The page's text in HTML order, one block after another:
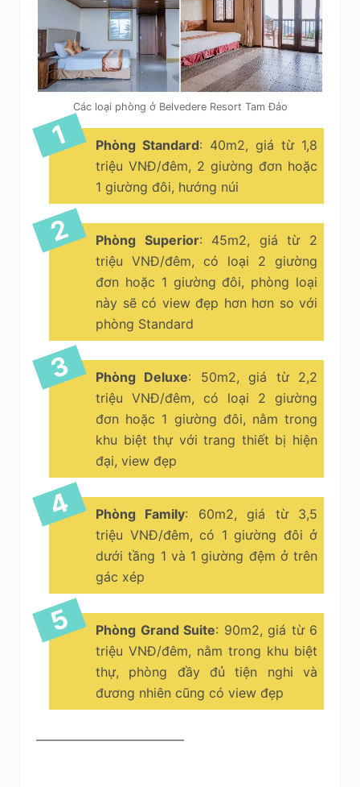
Các loại phòng ở Belvedere Resort Tam Đảo
Phòng Standard: 40m2, giá từ 1,8
triệu VNĐ/đêm, 2 giường đơn hoặc
1 giường đôi, hướng núi
Phòng Superior: 45m2, giá từ 2
triệu VNĐ/đêm, có loại 2 giường
đơn hoặc 1 giường đôi, phòng loại
này sẽ có view đẹp hơn hơn so với
phòng Standard
Phòng Deluxe: 50m2, giá từ 2,2
triệu VNĐ/đêm, có loại 2 giường
đơn hoặc 1 giường đôi, nằm trong
khu biệt thự với trang thiết bị hiện
đại, view đẹp
Phòng Family: 60m2, giá từ 3,5
triệu VNĐ/đêm, có 1 giường đôi ở
dưới tầng 1 và 1 giường đệm ở trên
gác xép
Phòng Grand Suite: 90m2, giá từ 6
triệu VNĐ/đêm, nằm trong khu biệt
thự, phòng đầy đủ tiện nghi và
đương nhiên cũng có view đẹp
———————————–